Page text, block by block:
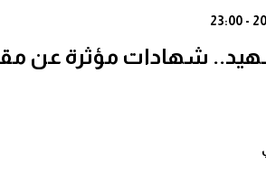
شهادات مؤثرة عن